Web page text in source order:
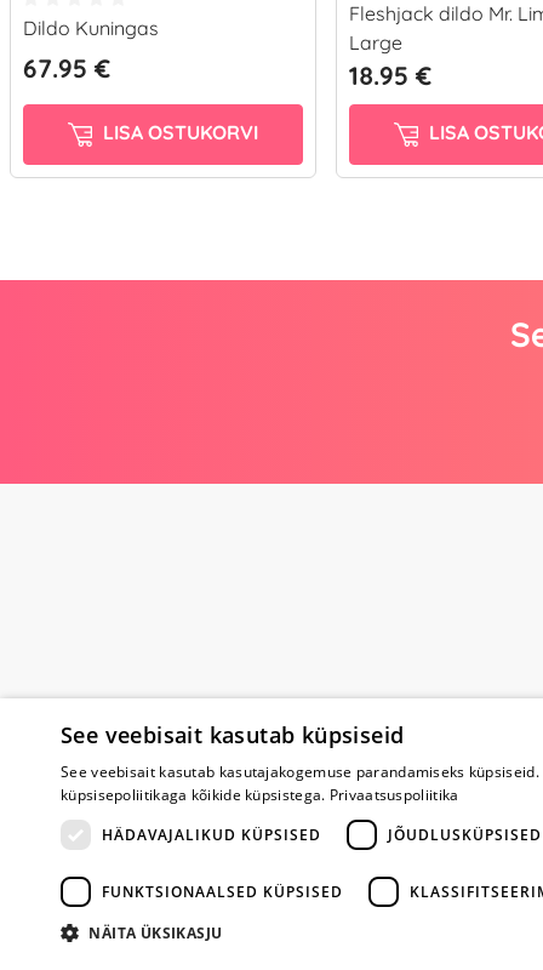
Dildo Kuningas
67.95 €
LISA OSTUKORVI
Fleshjack dildo Mr.
Large
18.95 €
LISA
Meist
Koostöö
Tagasiside
Erootiline ajakiri
See veebisait kasutab küpsiseid
See veebisait kasutab kasutajakogemuse parandamiseks
küpsisepoliitikaga kõikide küpsistega. Privaatsuspoliitika
HÄDAVAJALIKUD KÜPSISED
JÕUDLUSKÜPSISED
FUNKTSIONAALSED KÜPSISED
NÄITA ÜKSIKASJU